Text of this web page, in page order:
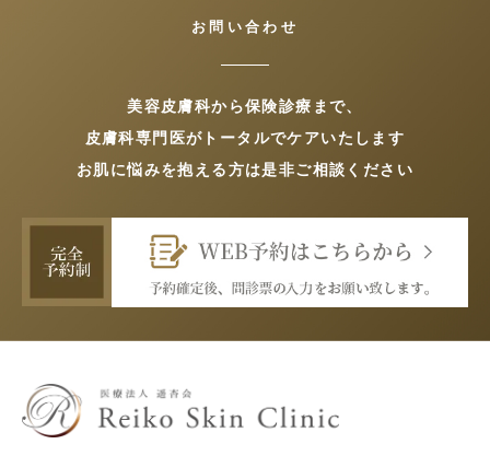
お問い合わせ
美容皮膚科から保険診療まで、
皮膚科専門医がトータルでケアいたします
お肌に悩みを抱える方は是非ご相談ください